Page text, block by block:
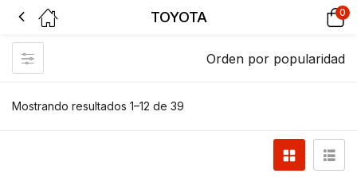
TOYOTA 0
Mostrando resultados 1–12 de 39
Orden por popularidad